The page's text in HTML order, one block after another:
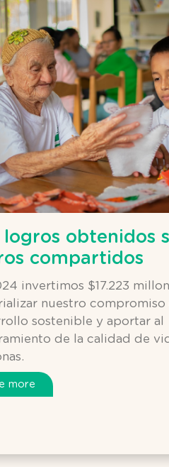
logros obtenidos
compartidos
invertimos $17.223
nuestro compromiso
sostenible y aportar al
de la calidad de
more